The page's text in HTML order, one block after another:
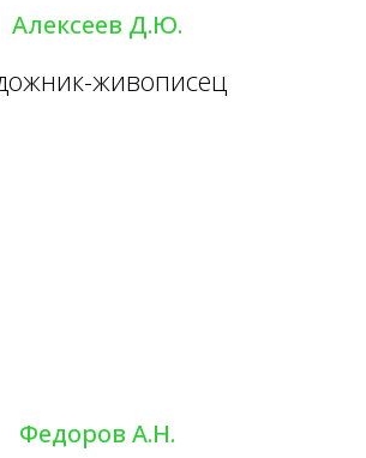
Алексеев Д.Ю.
живописец
Федоров А.Н.